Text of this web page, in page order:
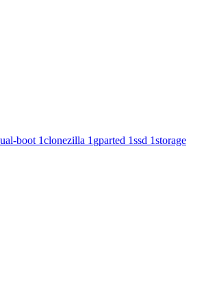
boot 1clonezilla 1 gparted 1ssd 1storage